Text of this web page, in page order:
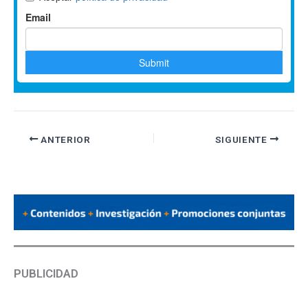
ANTERIOR SIGUIENTE
PUBLICIDAD